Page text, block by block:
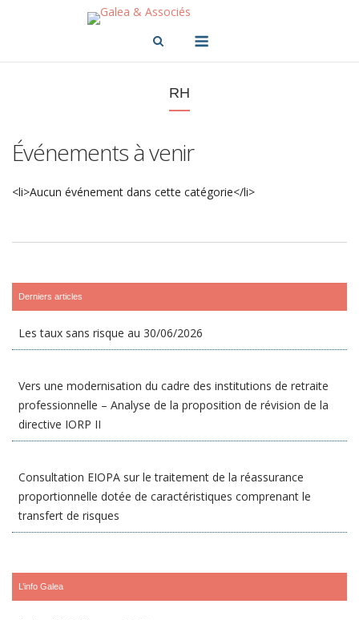
RH
Événements à venir
<li>Aucun événement dans cette catégorie</li>
Derniers articles
Les taux sans risque au 30/06/2026
Vers une modernisation du cadre des institutions de retraite
professionnelle – Analyse de la proposition de révision de la
directive IORP II
Consultation EIOPA sur le traitement de la réassurance
proportionnelle dotée de caractéristiques comprenant le
transfert de risques
L’info Galea